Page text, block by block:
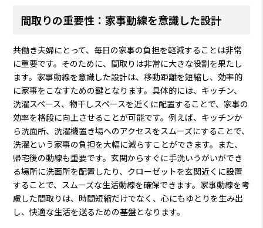
間取りの重要性：家事動線を意識した設計
共働き夫婦にとって、毎日の家事の負担を軽減することは非常
に重要です。そのために、間取りは非常に大きな役割を果たし
ます。家事動線を意識した設計は、移動距離を短縮し、効率的
に家事をこなすための鍵となります。具体的には、キッチン、
洗濯スペース、物干しスペースを近くに配置することで、家事の
効率を格段に向上させることが可能です。例えば、キッチンか
ら洗面所、洗濯機置き場へのアクセスをスムーズにすることで、
洗濯という家事の負担を大幅に減らすことができます。また、
帰宅後の動線も重要です。玄関からすぐに手洗いうがいができ
る場所に洗面所を配置したり、クローゼットを玄関近くに設置
することで、スムーズな生活動線を確保できます。家事動線を考
慮した間取りは、時間短縮だけでなく、心にもゆとりを生み出
し、快適な生活を送るための基盤となります。